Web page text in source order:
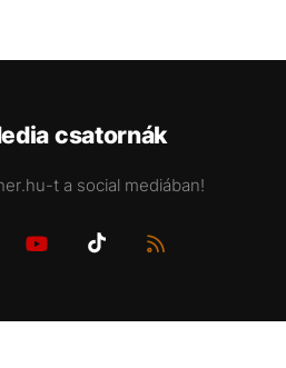
csatornák
t a social mediában!